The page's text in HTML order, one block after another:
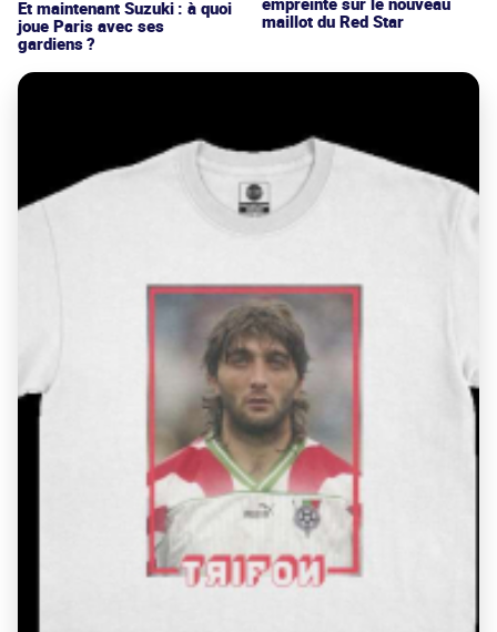
Et maintenant Suzuki : à quoi
joue Paris avec ses
gardiens ?
maillot du Red Star